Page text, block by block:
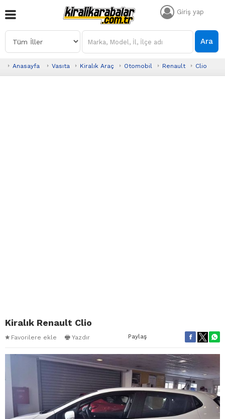
Giriş yap
Ara
Anasayfa Vasıta Kiralık Araç Otomobil Renault Clio
Kiralık Renault Clio
Favorilere ekle Yazdır Paylaş